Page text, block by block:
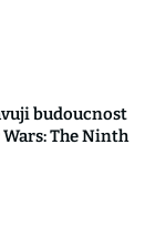
budoucnost
Wars: The Ninth